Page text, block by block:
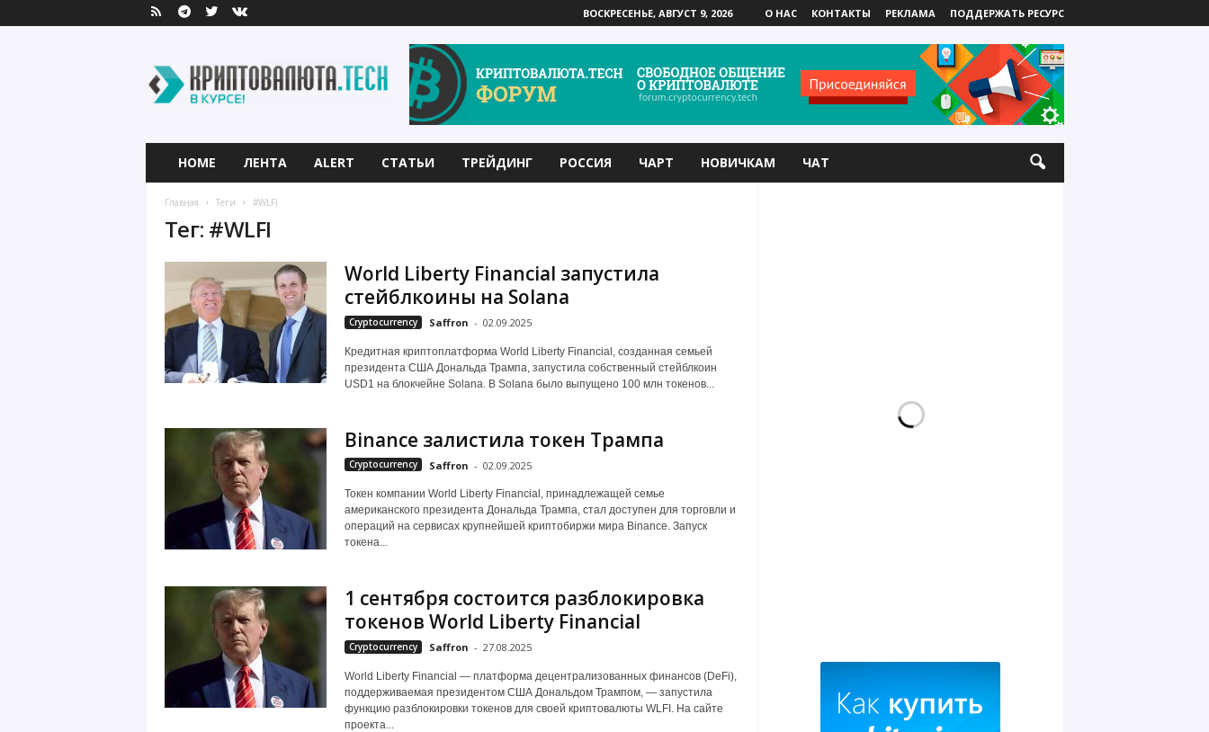
ВОСКРЕСЕНЬЕ, АВГУСТ 9, 2026 О НАС КОНТАКТЫ РЕКЛАМА ПОДДЕРЖАТЬ РЕСУРС
и
HOME ЛЕНТА ALERT СТАТЬИ ТРЕЙДИНГ РОССИЯ ЧАРТ НОВИЧКАМ ЧАТ
Главная Теги #WLFI
Тег: #WLFI
World Liberty Financial запустила
стейблкоины на Solana
Cryptocurrency Saffron - 02.09.2025
Кредитная криптоплатформа World Liberty Financial, созданная семьей
президента США Дональда Трампа, запустила собственный стейблкоин
USD1 на блокчейне Solana. В Solana было выпущено 100 млн токенов...
Binance залистила токен Трампа
Cryptocurrency Saffron - 02.09.2025
Токен компании World Liberty Financial, принадлежащей семье
американского президента Дональда Трампа, стал доступен для торговли и
операций на сервисах крупнейшей криптобиржи мира Binance. Запуск
токена...
1 сентября состоится разблокировка
токенов World Liberty Financial
Cryptocurrency Saffron - 27.08.2025
World Liberty Financial — платформа децентрализованных финансов (DeFi),
поддерживаемая президентом США Дональдом Трампом, — запустила
функцию разблокировки токенов для своей криптовалюты WLFI. На сайте
проекта...